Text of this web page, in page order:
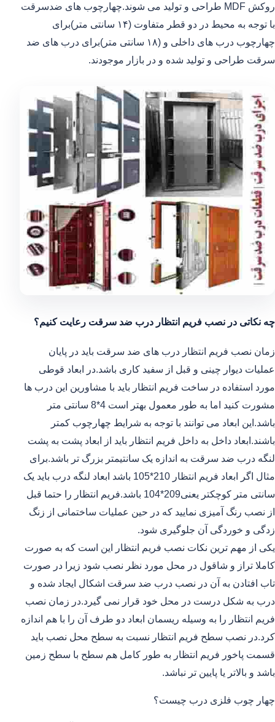
روکش MDF طراحی و تولید می شوند.چهارچوب های ضدسرقت
با توجه به محیط در دو قطر متفاوت (۱۴ سانتی متر)برای
چهارچوب درب های داخلی و (۱۸ سانتی متر)برای درب های ضد
سرقت طراحی و تولید شده و در بازار موجودند.
چه نکاتی در نصب فریم انتظار درب ضد سرقت رعایت کنیم؟
زمان نصب فریم انتظار درب های ضد سرقت باید در پایان
عملیات دیوار چینی و قبل از سفید کاری باشد.در ابعاد قوطی
مورد استفاده در ساخت فریم انتظار باید با مشاورین این درب ها
مشورت کنید اما به طور معمول بهتر است 4*8 سانتی متر
باشد.این ابعاد می توانند با توجه به شرایط چهارچوب کمتر
باشند.ابعاد داخل به داخل فریم انتظار باید از ابعاد پشت به پشت
لنگه درب ضد سرقت به اندازه یک سانتیمتر بزرگ تر باشد.برای
مثال اگر ابعاد فریم انتظار 210*105 باشد ابعاد لنگه درب باید یک
سانتی متر کوچکتر یعنی209*104 باشد.فریم انتظار را حتما قبل
از نصب رنگ آمیزی نمایید که در حین عملیات ساختمانی از زنگ
زدگی و خوردگی آن جلوگیری شود.
یکی از مهم ترین نکات نصب فریم انتظار این است که به صورت
کاملا تراز و شاقول در محل مورد نظر نصب شود زیرا در صورت
تاب افتادن به آن در نصب درب ضد سرقت اشکال ایجاد شده و
درب به شکل درست در محل خود قرار نمی گیرد.در زمان نصب
فریم انتظار را به وسیله ریسمان ابعاد دو طرف آن را با هم اندازه
کرد.در نصب سطح فریم انتظار نسبت به سطح محل نصب باید
قسمت پاخور فریم انتظار به طور کامل هم سطح با سطح زمین
باشد و بالاتر یا پایین تر نباشد.
چهار چوب فلزی درب چیست؟